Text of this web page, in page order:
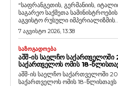
“საფრანგეთის, გერმანიის,
საგარეო საქმეთა
აგვისტო რუსული იმპერიალიზმის...
7 აგვისტო 2026, 13:38
ᲡᲐᲖᲝᲒᲐᲓᲝᲔᲑᲐ
ᲐᲨᲨ-ᲘᲡ ᲡᲐᲔᲚᲩᲝ
ᲡᲐᲥᲐᲠᲗᲕᲔᲚᲝᲡ ᲝᲛᲘᲡ 18-
აშშ-ის საელჩო საქართველოში
საქართველოს ომის 18-წლისთავს ეხმაურება.